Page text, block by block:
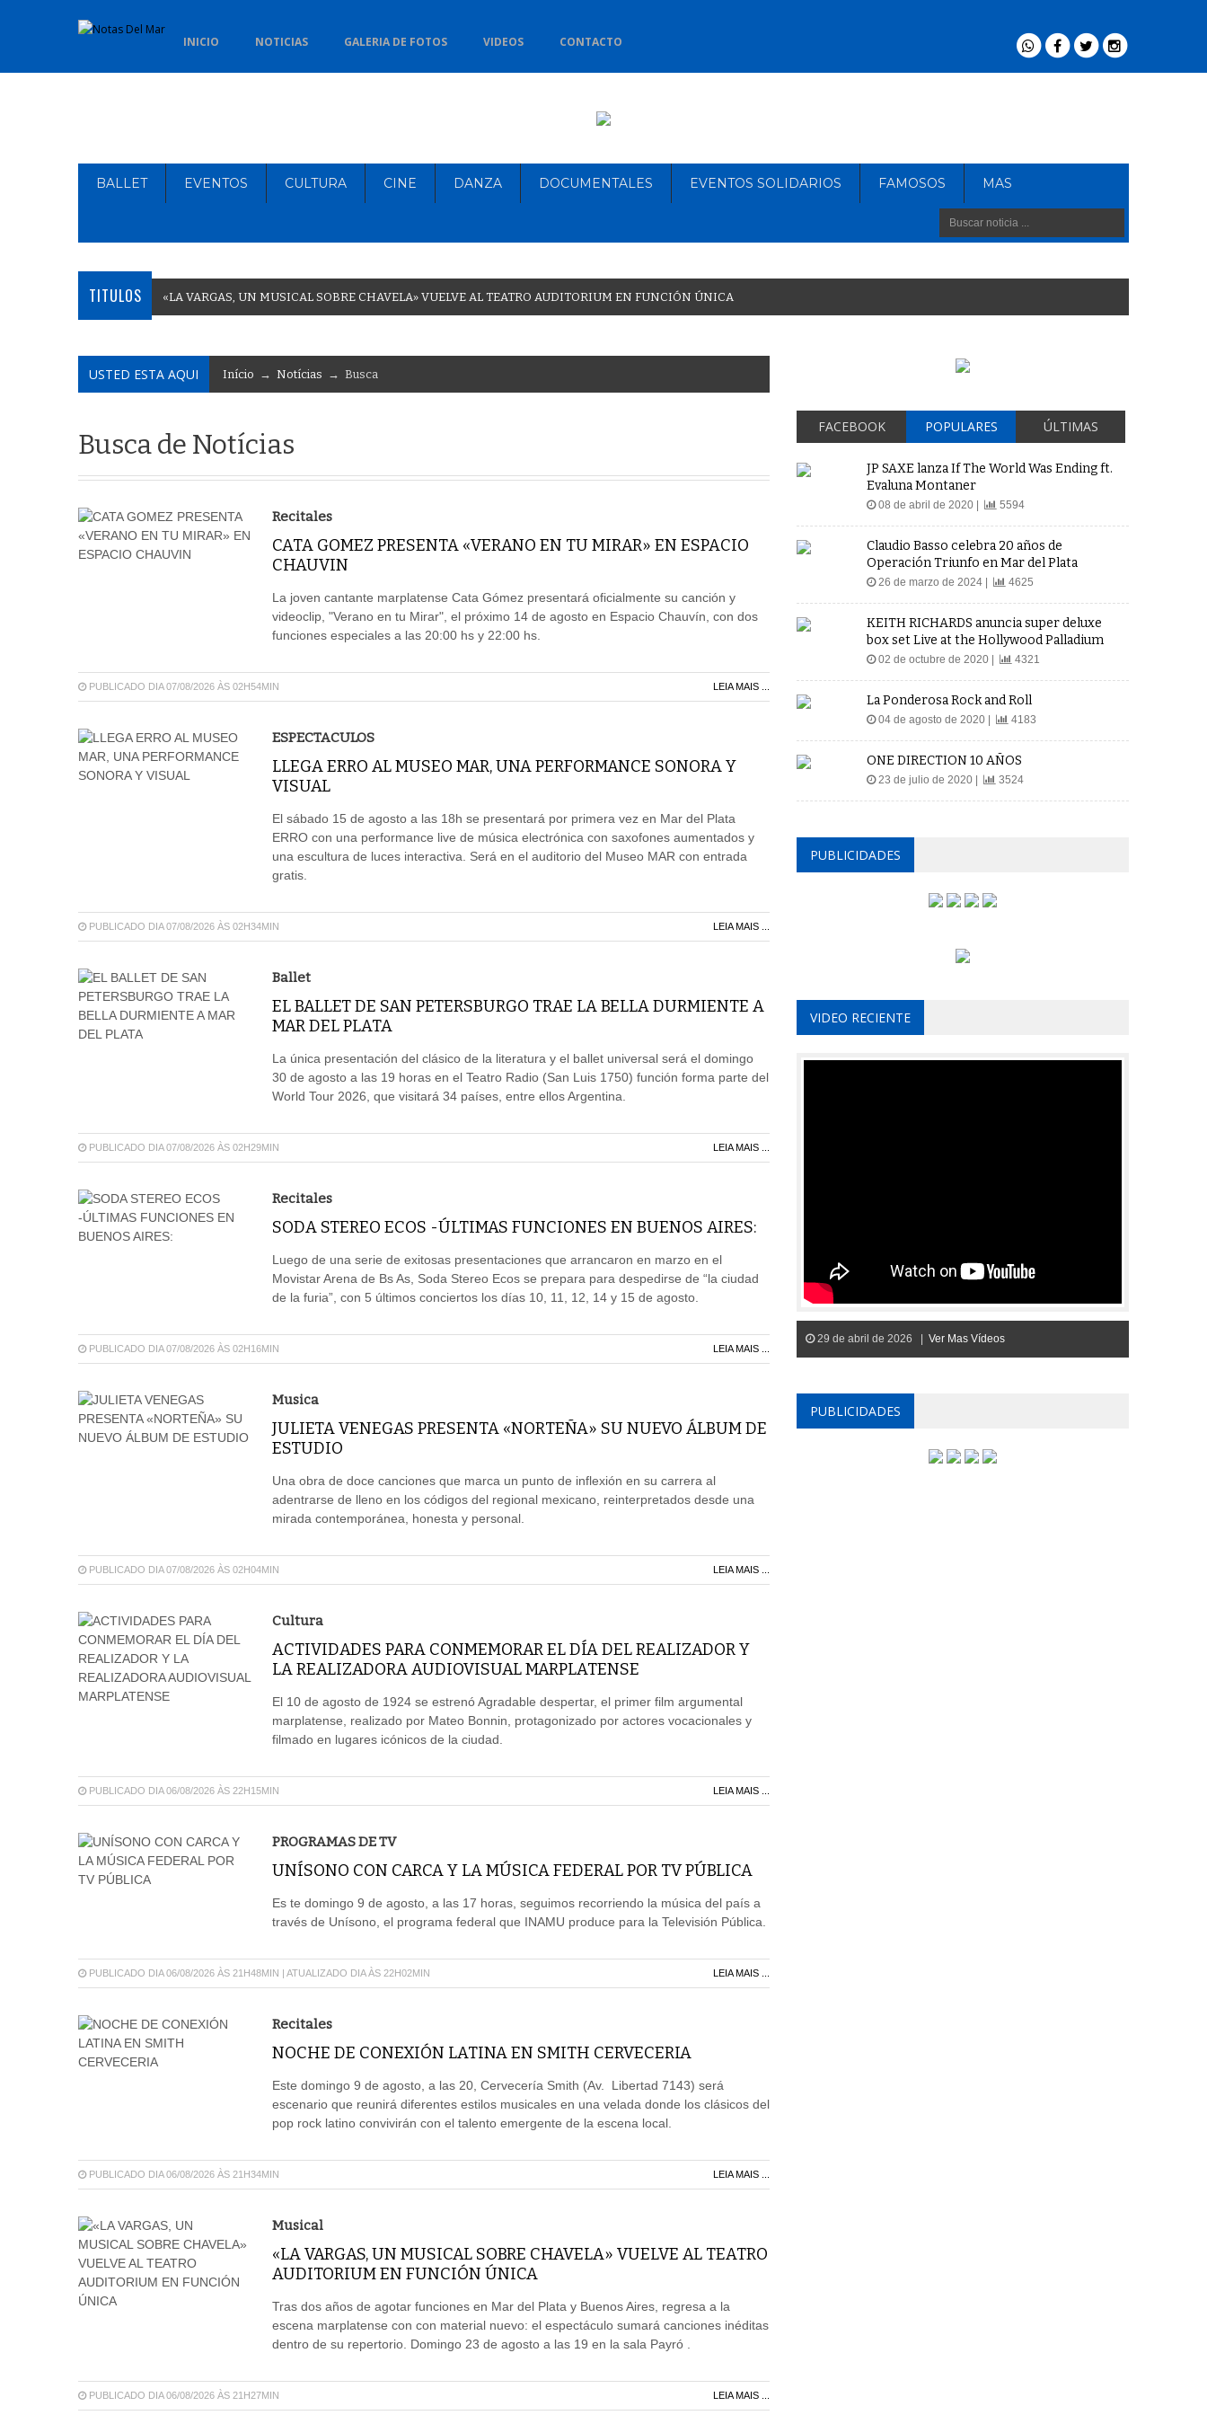
INICIO NOTICIAS GALERIA DE FOTOS VIDEOS CONTACTO
BALLET EVENTOS CULTURA CINE DANZA DOCUMENTALES EVENTOS SOLIDARIOS FAMOSOS MAS
TITULOS «LA VARGAS, UN MUSICAL SOBRE CHAVELA» VUELVE AL TEATRO AUDITORIUM EN FUNCIÓN ÚNICA
USTED ESTA AQUI Início → Notícias → Busca
Busca de Notícias
Recitales
CATA GOMEZ PRESENTA «VERANO EN TU MIRAR» EN ESPACIO
CHAUVIN
La joven cantante marplatense Cata Gómez presentará oficialmente su canción y
videoclip, "Verano en tu Mirar", el próximo 14 de agosto en Espacio Chauvín, con dos
funciones especiales a las 20:00 hs y 22:00 hs.
PUBLICADO DIA 07/08/2026 ÀS 02H54MIN LEIA MAIS ...
ESPECTACULOS
LLEGA ERRO AL MUSEO MAR, UNA PERFORMANCE SONORA Y
VISUAL
El sábado 15 de agosto a las 18h se presentará por primera vez en Mar del Plata
ERRO con una performance live de música electrónica con saxofones aumentados y
una escultura de luces interactiva. Será en el auditorio del Museo MAR con entrada
gratis.
PUBLICADO DIA 07/08/2026 ÀS 02H34MIN LEIA MAIS ...
Ballet
EL BALLET DE SAN PETERSBURGO TRAE LA BELLA DURMIENTE A
MAR DEL PLATA
La única presentación del clásico de la literatura y el ballet universal será el domingo
30 de agosto a las 19 horas en el Teatro Radio (San Luis 1750) función forma parte del
World Tour 2026, que visitará 34 países, entre ellos Argentina.
PUBLICADO DIA 07/08/2026 ÀS 02H29MIN LEIA MAIS ...
Recitales
SODA STEREO ECOS -ÚLTIMAS FUNCIONES EN BUENOS AIRES:
Luego de una serie de exitosas presentaciones que arrancaron en marzo en el
Movistar Arena de Bs As, Soda Stereo Ecos se prepara para despedirse de “la ciudad
de la furia”, con 5 últimos conciertos los días 10, 11, 12, 14 y 15 de agosto.
PUBLICADO DIA 07/08/2026 ÀS 02H16MIN LEIA MAIS ...
Musica
JULIETA VENEGAS PRESENTA «NORTEÑA» SU NUEVO ÁLBUM DE
ESTUDIO
Una obra de doce canciones que marca un punto de inflexión en su carrera al
adentrarse de lleno en los códigos del regional mexicano, reinterpretados desde una
mirada contemporánea, honesta y personal.
PUBLICADO DIA 07/08/2026 ÀS 02H04MIN LEIA MAIS ...
Cultura
ACTIVIDADES PARA CONMEMORAR EL DÍA DEL REALIZADOR Y
LA REALIZADORA AUDIOVISUAL MARPLATENSE
El 10 de agosto de 1924 se estrenó Agradable despertar, el primer film argumental
marplatense, realizado por Mateo Bonnin, protagonizado por actores vocacionales y
filmado en lugares icónicos de la ciudad.
PUBLICADO DIA 06/08/2026 ÀS 22H15MIN LEIA MAIS ...
PROGRAMAS DE TV
UNÍSONO CON CARCA Y LA MÚSICA FEDERAL POR TV PÚBLICA
Es te domingo 9 de agosto, a las 17 horas, seguimos recorriendo la música del país a
través de Unísono, el programa federal que INAMU produce para la Televisión Pública.
PUBLICADO DIA 06/08/2026 ÀS 21H48MIN | ATUALIZADO DIA ÀS 22H02MIN LEIA MAIS ...
Recitales
NOCHE DE CONEXIÓN LATINA EN SMITH CERVECERIA
Este domingo 9 de agosto, a las 20, Cervecería Smith (Av. Libertad 7143) será
escenario que reunirá diferentes estilos musicales en una velada donde los clásicos del
pop rock latino convivirán con el talento emergente de la escena local.
PUBLICADO DIA 06/08/2026 ÀS 21H34MIN LEIA MAIS ...
Musical
«LA VARGAS, UN MUSICAL SOBRE CHAVELA» VUELVE AL TEATRO
AUDITORIUM EN FUNCIÓN ÚNICA
Tras dos años de agotar funciones en Mar del Plata y Buenos Aires, regresa a la
escena marplatense con con material nuevo: el espectáculo sumará canciones inéditas
dentro de su repertorio. Domingo 23 de agosto a las 19 en la sala Payró .
PUBLICADO DIA 06/08/2026 ÀS 21H27MIN LEIA MAIS ...
FACEBOOK POPULARES ÚLTIMAS
JP SAXE lanza If The World Was Ending ft.
Evaluna Montaner
08 de abril de 2020 | 5594
Claudio Basso celebra 20 años de
Operación Triunfo en Mar del Plata
26 de marzo de 2024 | 4625
KEITH RICHARDS anuncia super deluxe
box set Live at the Hollywood Palladium
02 de octubre de 2020 | 4321
La Ponderosa Rock and Roll
04 de agosto de 2020 | 4183
ONE DIRECTION 10 AÑOS
23 de julio de 2020 | 3524
PUBLICIDADES
VIDEO RECIENTE
29 de abril de 2026 | Ver Mas Vídeos
PUBLICIDADES